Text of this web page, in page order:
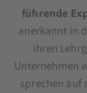
führende
anerkannt in
ihren
Unternehmen
sprechen auf